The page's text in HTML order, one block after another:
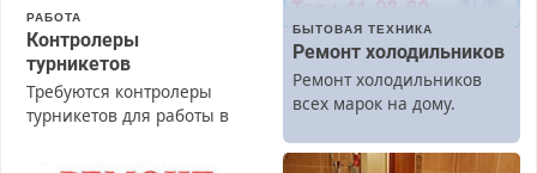
РАБОТА
Контролеры
турникетов
Требуются контролеры
турникетов для работы в
БЫТОВАЯ ТЕХНИКА
Ремонт холодильников
Ремонт холодильников
всех марок на дому.